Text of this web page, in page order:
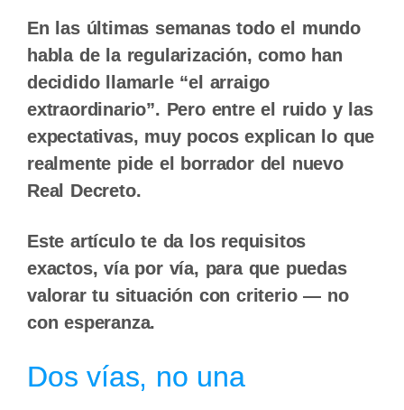
En las últimas semanas todo el mundo
habla de la regularización, como han
decidido llamarle “el arraigo
extraordinario”. Pero entre el ruido y las
expectativas, muy pocos explican lo que
realmente pide el borrador del nuevo
Real Decreto.
Este artículo te da los requisitos
exactos, vía por vía, para que puedas
valorar tu situación con criterio — no
con esperanza.
Dos vías, no una